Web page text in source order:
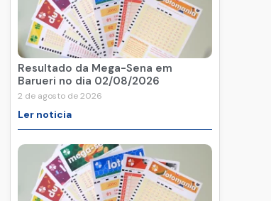
Resultado da Mega-Sena em
Barueri no dia 02/08/2026
2 de agosto de 2026
Ler noticia